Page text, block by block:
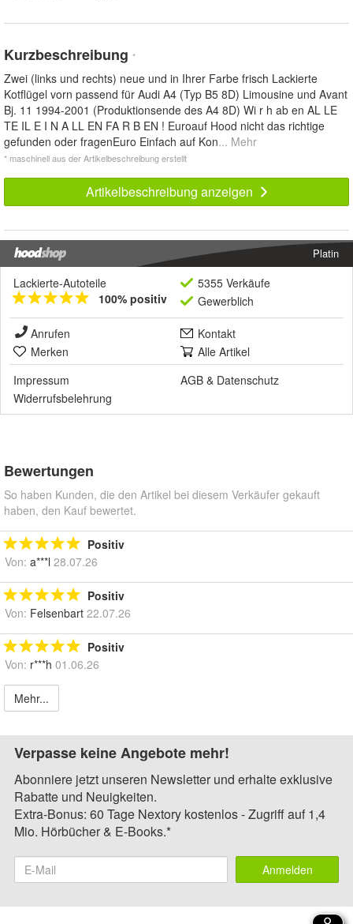
Kurzbeschreibung *
Zwei (links und rechts) neue und in Ihrer Farbe frisch Lackierte
Kotflügel vorn passend für Audi A4 (Typ B5 8D) Limousine und Avant
Bj. 11 1994-2001 (Produktionsende des A4 8D) Wi r h ab en AL LE
TE IL E I N A LL EN FA R B EN ! Euroauf Hood nicht das richtige
gefunden oder fragenEuro Einfach auf Kon... Mehr
* maschinell aus der Artikelbeschreibung erstellt
Artikelbeschreibung anzeigen
Platin
Lackierte-Autoteile
100% positiv
5355 Verkäufe
Gewerblich
Anrufen
Kontakt
Merken
Alle Artikel
Impressum
AGB & Datenschutz
Widerrufsbelehrung
Bewertungen
So haben Kunden, die den Artikel bei diesem Verkäufer gekauft
haben, den Kauf bewertet.
Positiv
Von: a***l 28.07.26
Positiv
Von: Felsenbart 22.07.26
Positiv
Von: r***h 01.06.26
Mehr...
Verpasse keine Angebote mehr!
Abonniere jetzt unseren Newsletter und erhalte exklusive
Rabatte und Neuigkeiten.
Extra-Bonus: 60 Tage Nextory kostenlos - Zugriff auf 1,4
Mio. Hörbücher & E-Books.*
Anmelden